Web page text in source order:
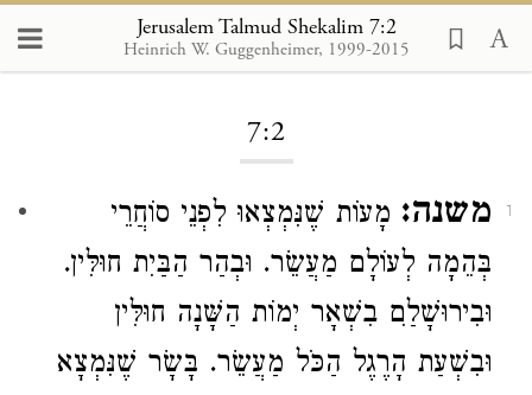
Jerusalem Talmud Shekalim 7:2
Heinrich W. Guggenheimer, 1999-2015
Loading...
7:2
1 משנה: מָעוֹת שֶׁנִּמְצְאוּ לִפְנֵי סוֹחֲרֵי
בְּהֵמָה לְעוֹלָם מַעֲשֵׂר. וּבְהַר הַבַּיִת חוּלִּין.
וּבִירוּשָׁלִַם בִשְׁאָר יְמוֹת הַשָּׁנָה חוּלִּין
וּבִשְׁעַת הָרֶגֶל הַכֹּל מַעֲשֵׂר. בָּשָׂר שֶׁנִּמְצָא